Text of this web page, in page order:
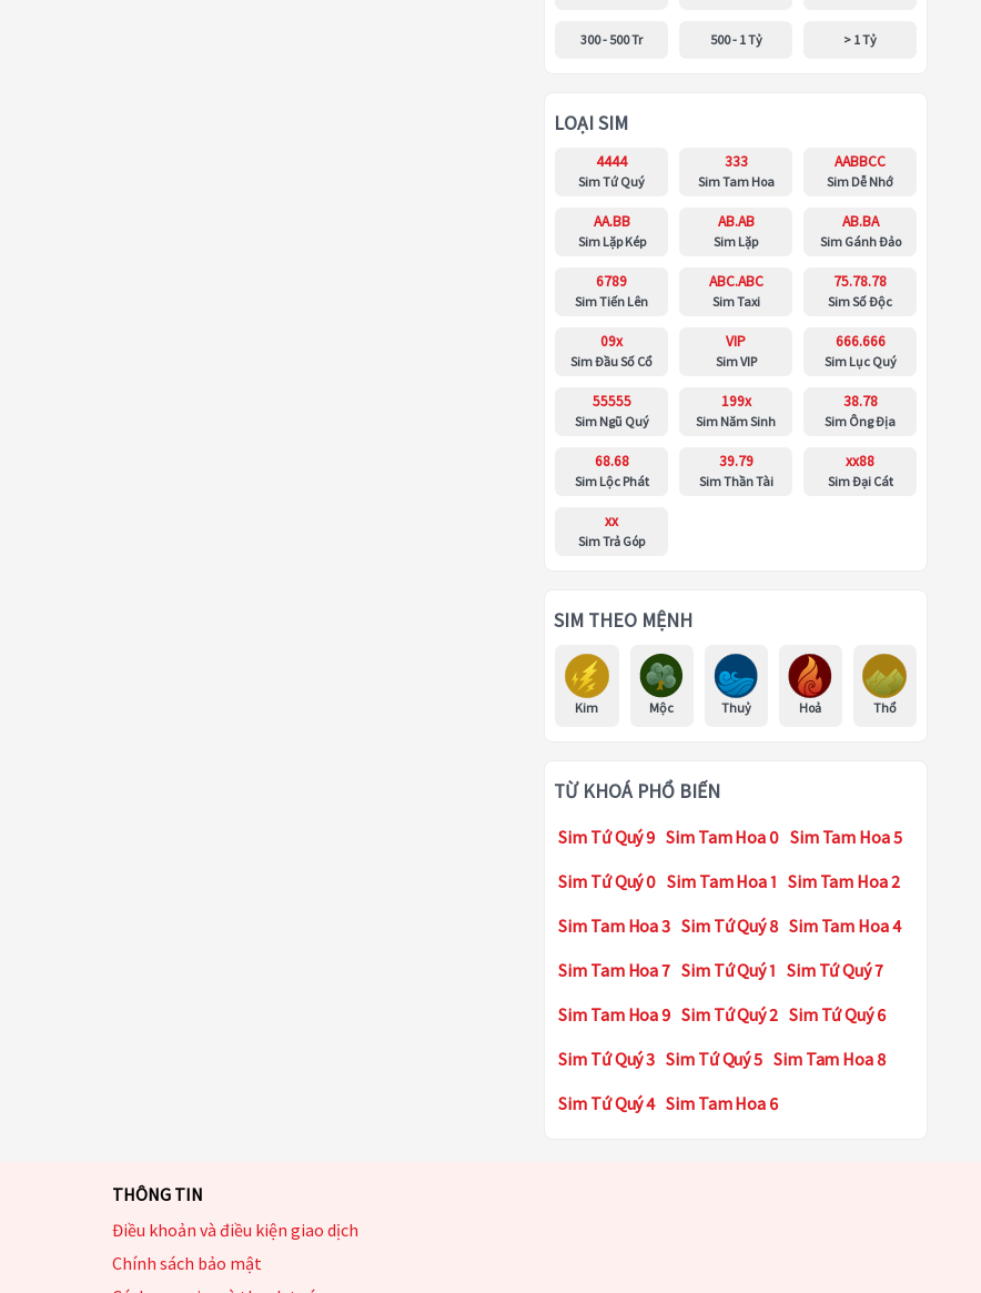
300 - 500 Tr 500 - 1 Tỷ > 1 Tỷ
LOẠI SIM
4444
Sim Tứ Quý
333
Sim Tam Hoa
AABBCC
Sim Dễ Nhớ
AA.BB
Sim Lặp Kép
AB.AB
Sim Lặp
AB.BA
Sim Gánh Đảo
6789
Sim Tiến Lên
ABC.ABC
Sim Taxi
75.78.78
Sim Số Độc
09x
Sim Đầu Số Cổ
VIP
Sim VIP
666.666
Sim Lục Quý
55555
Sim Ngũ Quý
199x
Sim Năm Sinh
38.78
Sim Ông Địa
68.68
Sim Lộc Phát
39.79
Sim Thần Tài
xx88
Sim Đại Cát
xx
Sim Trả Góp
SIM THEO MỆNH
Kim Mộc Thuỷ Hoả Thổ
TỪ KHOÁ PHỔ BIẾN
Sim Tứ Quý 9 Sim Tam Hoa 0 Sim Tam Hoa 5
Sim Tứ Quý 0 Sim Tam Hoa 1 Sim Tam Hoa 2
Sim Tam Hoa 3 Sim Tứ Quý 8 Sim Tam Hoa 4
Sim Tam Hoa 7 Sim Tứ Quý 1 Sim Tứ Quý 7
Sim Tam Hoa 9 Sim Tứ Quý 2 Sim Tứ Quý 6
Sim Tứ Quý 3 Sim Tứ Quý 5 Sim Tam Hoa 8
Sim Tứ Quý 4 Sim Tam Hoa 6
THÔNG TIN
Điều khoản và điều kiện giao dịch
Chính sách bảo mật